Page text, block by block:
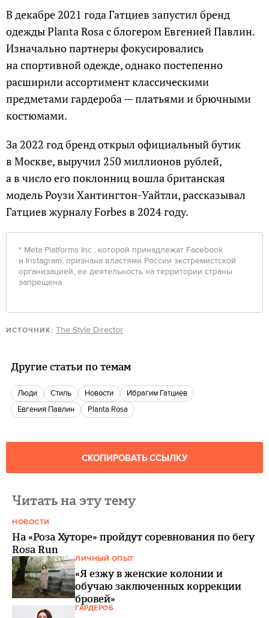
В декабре 2021 года Гатциев запустил бренд
одежды Planta Rosa с блогером Евгенией Павлин.
Изначально партнеры фокусировались
на спортивной одежде, однако постепенно
расширили ассортимент классическими
предметами гардероба — платьями и брючными
костюмами.
За 2022 год бренд открыл официальный бутик
в Москве, выручил 250 миллионов рублей,
а в число его поклонниц вошла британская
модель Роузи Хантингтон-Уайтли, рассказывал
Гатциев журналу Forbes в 2024 году.
* Meta Platforms Inc., которой принадлежат Facebook
и Instagram, признана властями России экстремистской
организацией, ее деятельность на территории страны
запрещена.
ИСТОЧНИК: The Style Director
Другие статьи по темам
люди Стиль новости
Ибрагим Гатциев
Евгения Павлин
Planta Rosa
СКОПИРОВАТЬ ССЫЛКУ
Читать на эту тему
НОВОСТИ
На «Роза Хуторе» пройдут соревнования по бегу
Rosa Run
ЛИЧНЫЙ ОПЫТ
«Я езжу в женские колонии и
обучаю заключенных коррекции
бровей»
ГАРДЕРОБ